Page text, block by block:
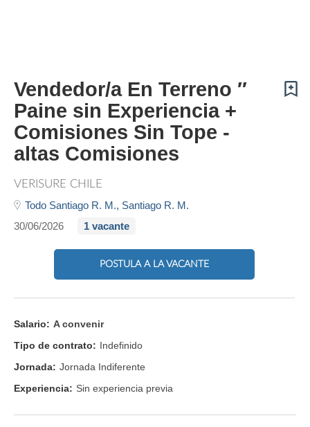
Vendedor/a En Terreno ″
Paine sin Experiencia +
Comisiones Sin Tope -
altas Comisiones
VERISURE CHILE
Todo Santiago R. M., Santiago R. M.
30/06/2026
1 vacante
POSTULA A LA VACANTE
Salario: A convenir
Tipo de contrato: Indefinido
Jornada: Jornada Indiferente
Experiencia: Sin experiencia previa